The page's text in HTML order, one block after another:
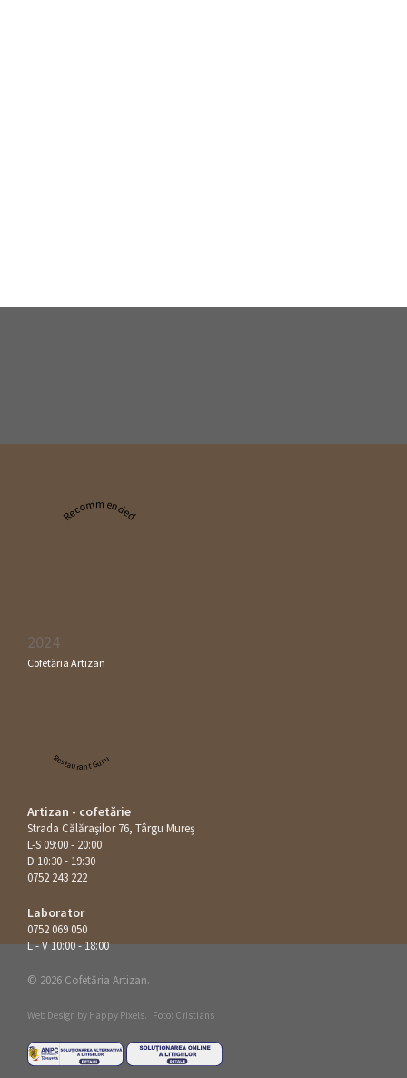
Recommended
2024
Cofetăria Artizan
Restaurant Guru
Artizan - cofetărie
Strada Călăraşilor 76, Târgu Mureș
L-S 09:00 - 20:00
D 10:30 - 19:30
0752 243 222
Laborator
0752 069 050
L - V 10:00 - 18:00
© 2026 Cofetăria Artizan.
Web Design by Happy Pixels. Foto: Cristians